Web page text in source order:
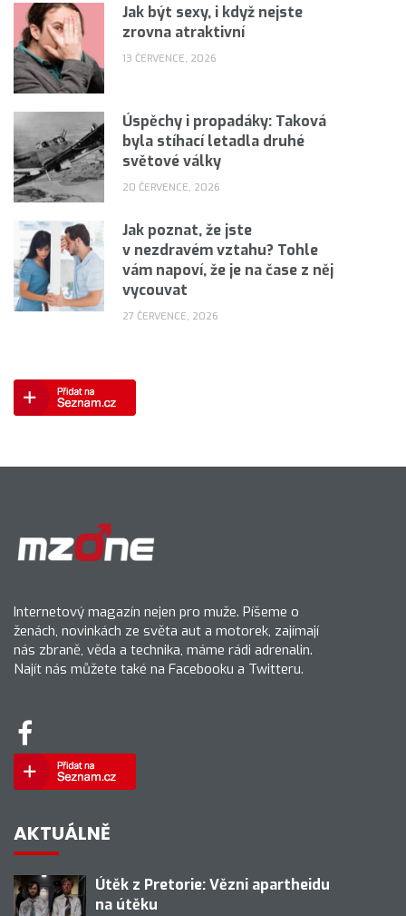
Jak být sexy, i když nejste
zrovna atraktivní
13 ČERVENCE, 2026
Úspěchy i propadáky: Taková
byla stíhací letadla druhé
světové války
20 ČERVENCE, 2026
Jak poznat, že jste
v nezdravém vztahu? Tohle
vám napoví, že je na čase z něj
vycouvat
27 ČERVENCE, 2026
Internetový magazín nejen pro muže. Píšeme o
ženách, novinkách ze světa aut a motorek, zajímají
nás zbraně, věda a technika, máme rádi adrenalin.
Najít nás můžete také na Facebooku a Twitteru.
AKTUÁLNĚ
Útěk z Pretorie: Vězni apartheidu
na útěku